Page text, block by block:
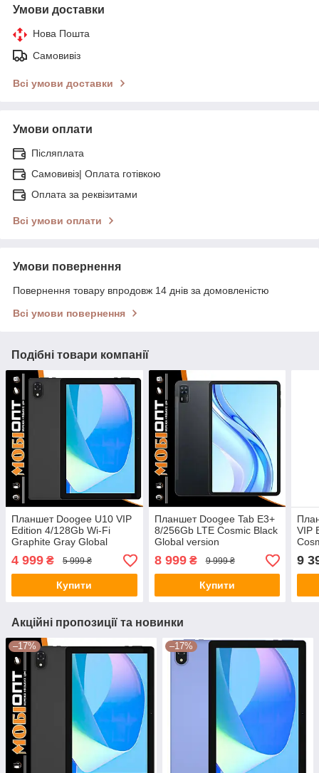
Умови доставки
Нова Пошта
Самовивіз
Всі умови доставки
Умови оплати
Післяплата
Самовивіз| Оплата готівкою
Оплата за реквізитами
Всі умови оплати
Умови повернення
Повернення товару впродовж 14 днів за домовленістю
Всі умови повернення
Подібні товари компанії
Планшет Doogee U10 VIP
Edition 4/128Gb Wi-Fi
Graphite Gray Global
version
4 999 ₴ 5 999 ₴
Купити
Планшет Doogee Tab E3+
8/256Gb LTE Cosmic Black
Global version
8 999₴ 9 999 ₴
Купити
VIP
9
Акційні пропозиції та новинки
–17% –17%